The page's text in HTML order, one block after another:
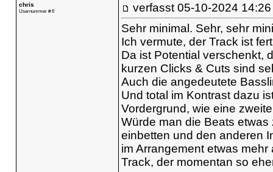
chris
Usernummer # 6 verfasst 05-10-2024 14:26
Sehr minimal. Sehr, sehr
Ich vermute, der Track ist
Da ist Potential verschenkt,
kurzen Clicks & Cuts sind
Auch die angedeutete
Und total im Kontrast dazu
Vordergrund, wie eine
Würde man die Beats
einbetten und den anderen
im Arrangement etwas
Track, der momentan so